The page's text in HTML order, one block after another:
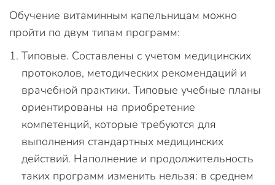
Обучение витаминным капельницам можно
пройти по двум типам программ:
Типовые. Составлены с учетом медицинских
протоколов, методических рекомендаций и
врачебной практики. Типовые учебные планы
ориентированы на приобретение
компетенций, которые требуются для
выполнения стандартных медицинских
действий. Наполнение и продолжительность
таких программ изменить нельзя: в среднем